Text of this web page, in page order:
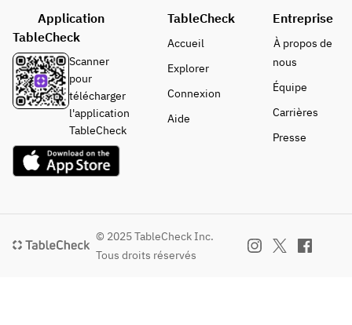
Application
TableCheck
Scanner
pour
télécharger
l'application
TableCheck
TableCheck
Accueil
Explorer
Connexion
Aide
Entreprise
À propos de
nous
Équipe
Carrières
Presse
© 2025 TableCheck Inc.
Tous droits réservés